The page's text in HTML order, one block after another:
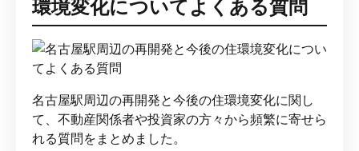
環境変化についてよくある質問
名古屋駅周辺の再開発と今後の住環境変化に関し
て、不動産関係者や投資家の方々から頻繁に寄せら
れる質問をまとめました。